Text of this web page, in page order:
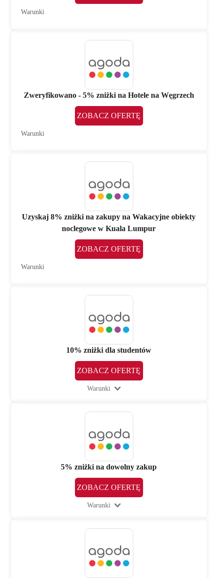
Warunki
Zweryfikowano - 5% zniżki na Hotele na Węgrzech
ZOBACZ OFERTĘ
Warunki
Uzyskaj 8% zniżki na zakupy na Wakacyjne obiekty
noclegowe w Kuala Lumpur
ZOBACZ OFERTĘ
Warunki
10% zniżki dla studentów
ZOBACZ OFERTĘ
Warunki
5% zniżki na dowolny zakup
ZOBACZ OFERTĘ
Warunki